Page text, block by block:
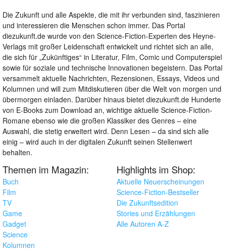
Die Zukunft und alle Aspekte, die mit ihr verbunden sind, faszinieren
und interessieren die Menschen schon immer. Das Portal
diezukunft.de wurde von den Science-Fiction-Experten des Heyne-
Verlags mit großer Leidenschaft entwickelt und richtet sich an alle,
die sich für „Zukünftiges“ in Literatur, Film, Comic und Computerspiel
sowie für soziale und technische Innovationen begeistern. Das Portal
versammelt aktuelle Nachrichten, Rezensionen, Essays, Videos und
Kolumnen und will zum Mitdiskutieren über die Welt von morgen und
übermorgen einladen. Darüber hinaus bietet diezukunft.de Hunderte
von E-Books zum Download an, wichtige aktuelle Science-Fiction-
Romane ebenso wie die großen Klassiker des Genres – eine
Auswahl, die stetig erweitert wird. Denn Lesen – da sind sich alle
einig – wird auch in der digitalen Zukunft seinen Stellenwert
behalten.
Themen im Magazin:
Buch
Film
TV
Game
Gadget
Science
Kolumnen
Highlights im Shop:
Aktuelle Neuerscheinungen
Science-Fiction-Bestseller
Die Zukunftsedition
Stories und Erzählungen
Alle Autoren A-Z